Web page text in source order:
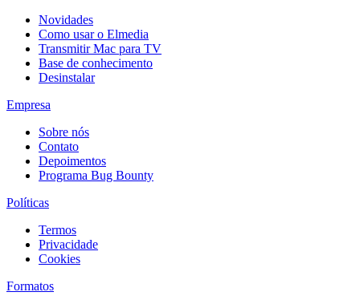
Novidades
Como usar o Elmedia
Transmitir Mac para TV
Base de conhecimento
Desinstalar
Empresa
Sobre nós
Contato
Depoimentos
Programa Bug Bounty
Políticas
Termos
Privacidade
Cookies
Formatos